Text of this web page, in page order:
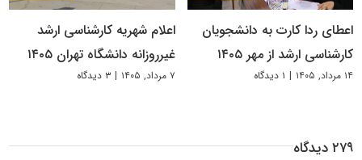
اعطای ردا کارت به دانشجویان
کارشناسی ارشد از مهر ۱۴۰۵
۱۴ مرداد, ۱۴۰۵ | ۱ دیدگاه
اعلام شهریه کارشناسی ارشد
غیرروزانه دانشگاه تهران ۱۴۰۵
۷ مرداد, ۱۴۰۵ | ۳ دیدگاه
۲۷۹ دیدگاه